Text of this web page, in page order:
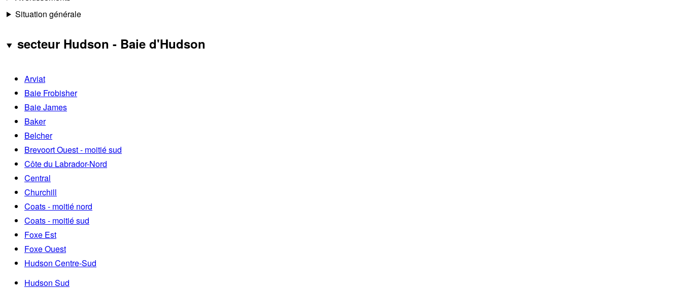
Situation générale
secteur Hudson - Baie d'Hudson
Arviat
Baie Frobisher
Baie James
Baker
Belcher
Brevoort Ouest - moitié sud
Côte du Labrador-Nord
Central
Churchill
Coats - moitié nord
Coats - moitié sud
Foxe Est
Foxe Ouest
Hudson Centre-Sud
Hudson Sud